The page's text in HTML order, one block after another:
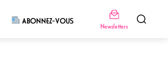
ABONNEZ-VOUS
Newsletters